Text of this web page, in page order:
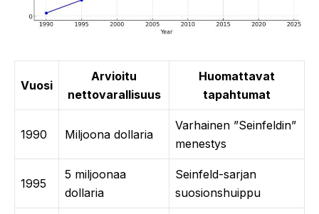
Vuosi
Arvioitu
nettovarallisuus
Huomattavat
tapahtumat
1990 Miljoona dollaria
Varhainen ”Seinfeldin”
menestys
1995
5 miljoonaa
dollaria
Seinfeld-sarjan
suosionshuippu